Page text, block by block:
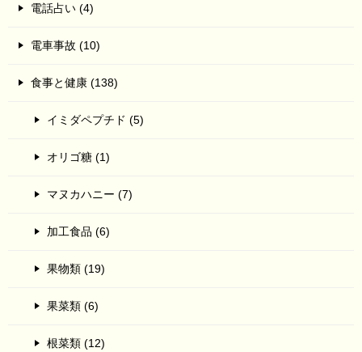
電話占い (4)
電車事故 (10)
食事と健康 (138)
イミダペプチド (5)
オリゴ糖 (1)
マヌカハニー (7)
加工食品 (6)
果物類 (19)
果菜類 (6)
根菜類 (12)